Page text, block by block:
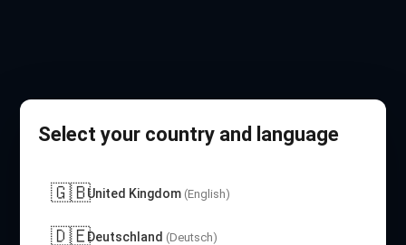
Select your country and language
🇬🇧United Kingdom (English)
🇩🇪Deutschland (Deutsch)